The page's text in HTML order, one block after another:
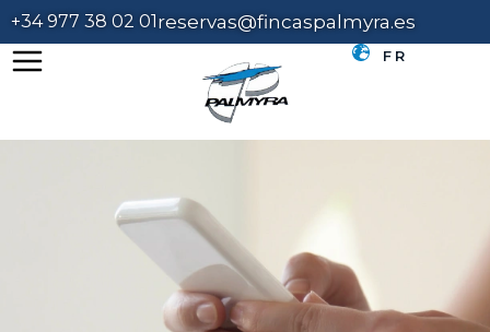
reservas@fincaspalmyra.es
+34 977 38 02 01
FR